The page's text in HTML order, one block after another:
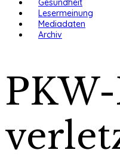
Gesundheit
Lesermeinung
Mediadaten
Archiv